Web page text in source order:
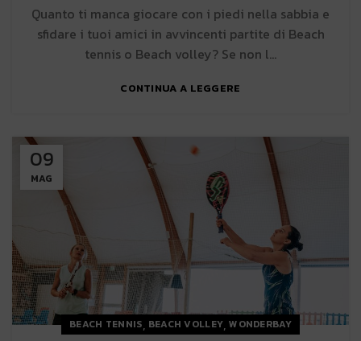
Quanto ti manca giocare con i piedi nella sabbia e
sfidare i tuoi amici in avvincenti partite di Beach
tennis o Beach volley? Se non l...
CONTINUA A LEGGERE
09
MAG
BEACH TENNIS, BEACH VOLLEY,WONDERBAY